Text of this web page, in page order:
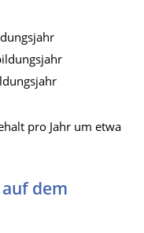
pro Jahr um etwa
dem